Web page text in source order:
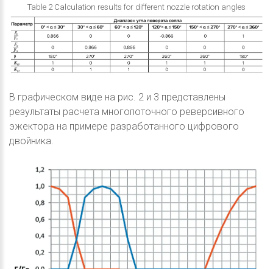
Table 2 Calculation results for different nozzle rotation angles
В графическом виде на рис. 2 и 3 представлены
результаты расчета многопоточного реверсивного
эжектора на примере разработанного цифрового
двойника.